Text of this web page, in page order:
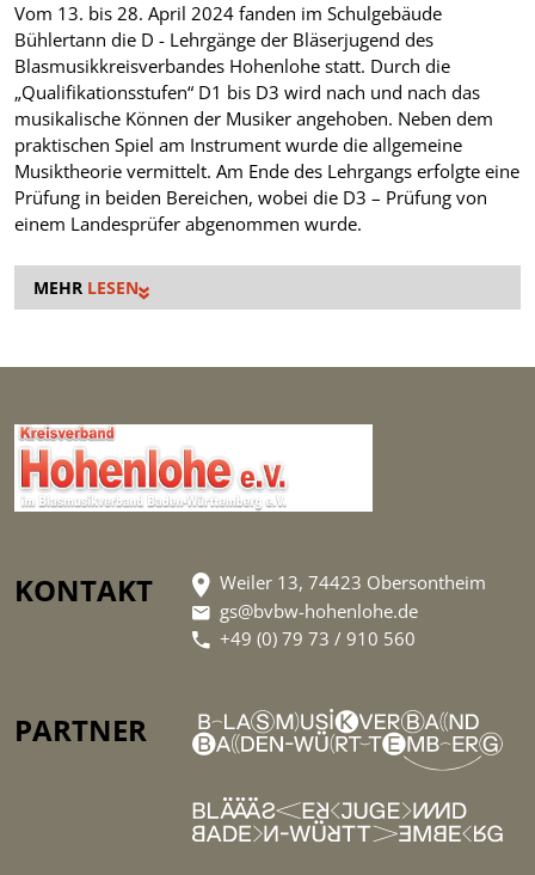
Vom 13. bis 28. April 2024 fanden im Schulgebäude
Bühlertann die D - Lehrgänge der Bläserjugend des
Blasmusikkreisverbandes Hohenlohe statt. Durch die
„Qualifikationsstufen“ D1 bis D3 wird nach und nach das
musikalische Können der Musiker angehoben. Neben dem
praktischen Spiel am Instrument wurde die allgemeine
Musiktheorie vermittelt. Am Ende des Lehrgangs erfolgte eine
Prüfung in beiden Bereichen, wobei die D3 – Prüfung von
einem Landesprüfer abgenommen wurde.
LESEN
KONTAKT
Weiler 13, 74423 Obersontheim
gs@bvbw-hohenlohe.de
+49 (0) 79 73 / 910 560
PARTNER